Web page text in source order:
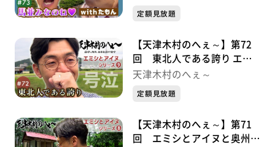
定額見放題
【天津木村のへぇ～】第72
回 東北人である誇り エミ
シとアイヌシリーズ⑨
天津木村のへぇ～
定額見放題
【天津木村のへぇ～】第71
回 エミシとアイヌと奥州藤